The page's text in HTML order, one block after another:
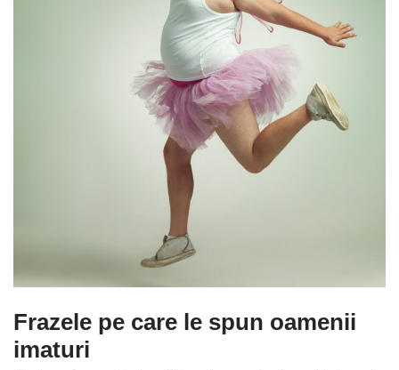
Frazele pe care le spun oamenii
imaturi